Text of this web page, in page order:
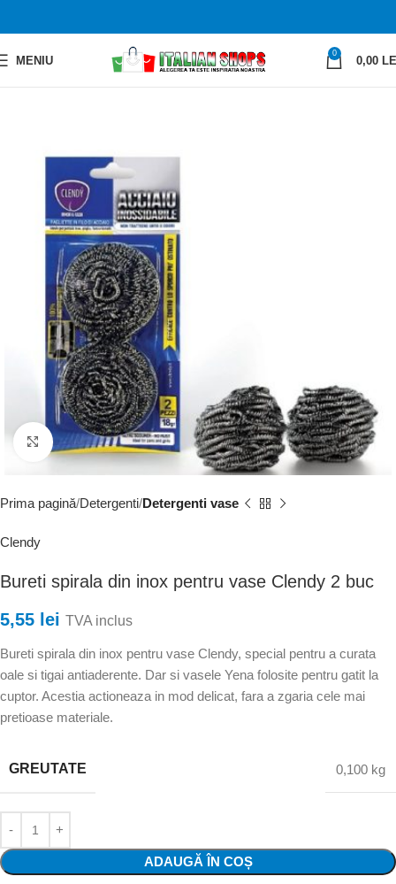
MENIU
0
0,00
Faceți clic pentru a mări
Prima pagină Detergenti Detergenti vase
Clendy
Bureti spirala din inox pentru vase Clendy 2 buc
5,55 lei TVA inclus
Bureti spirala din inox pentru vase Clendy, special pentru a curata
oale si tigai antiaderente. Dar si vasele Yena folosite pentru gatit la
cuptor. Acestia actioneaza in mod delicat, fara a zgaria cele mai
pretioase materiale.
GREUTATE 0,100 kg
ADAUGĂ ÎN COȘ